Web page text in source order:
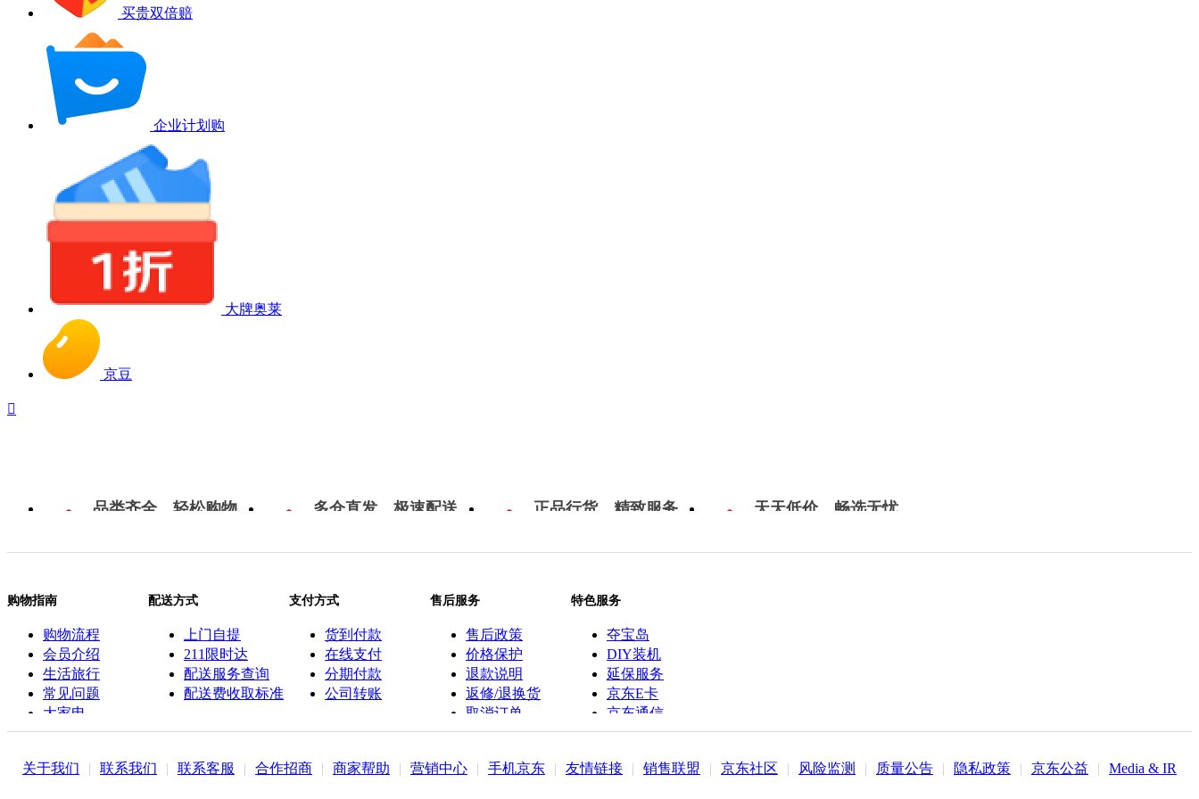
买贵双倍赔
企业计划购
大牌奥莱
京豆

品类齐全，轻松购物 多仓直发，极速配送 正品行货，精致服务 天天低价，畅选无忧
购物指南
购物流程
会员介绍
生活旅行
常见问题
大家电
联系客服
配送方式
上门自提
211限时达
配送服务查询
配送费收取标准
支付方式
货到付款
在线支付
分期付款
公司转账
售后服务
售后政策
价格保护
退款说明
返修/退换货
取消订单
特色服务
夺宝岛
DIY装机
延保服务
京东E卡
京东通信
京鱼座智能
关于我们 | 联系我们 | 联系客服 | 合作招商 | 商家帮助 | 营销中心 | 手机京东 | 友情链接 | 销售联盟 | 京东社区 | 风险监测 | 质量公告 | 隐私政策 | 京东公益 | Media & IR